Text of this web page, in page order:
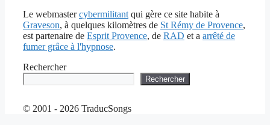
Le webmastercybermilitant qui gère ce site habite à
Graveson, à quelques kilomètres de St Rémy de Provence,
est partenaire de Esprit Provence, de RAD et a arrêté de
fumer grâce à l'hypnose.
Rechercher
Rechercher
© 2001 - 2026 TraducSongs